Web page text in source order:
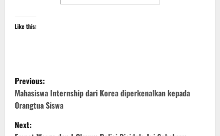
Like this:
P
o
s
Previous:
Mahasiswa Internship dari Korea diperkenalkan kepada
Orangtua Siswa
Next: